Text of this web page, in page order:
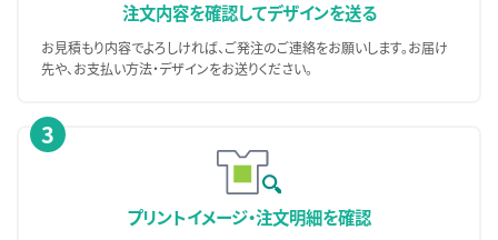
注文内容を確認してデザインを送る
お見積もり内容でよろしければ、ご発注のご連絡をお願いします。お届け
先や、お支払い方法・デザインをお送りください。
3
プリントイメージ・注文明細を確認